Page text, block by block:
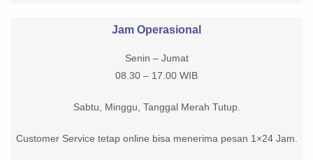
Jam Operasional
Senin – Jumat
08.30 – 17.00 WIB
Sabtu, Minggu, Tanggal Merah Tutup.
Customer Service tetap online bisa menerima pesan 1×24 Jam.